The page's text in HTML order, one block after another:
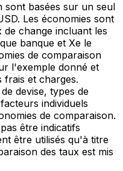
sont basées sur un seul
Les économies sont
change incluant les
banque et Xe le
de comparaison
l'exemple donné et
frais et charges.
devise, types de
individuels
de comparaison.
être indicatifs
être utilisés qu'à titre
des taux est mis